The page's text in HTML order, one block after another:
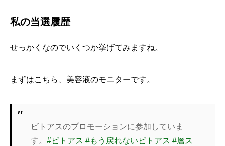
私の当選履歴
せっかくなのでいくつか挙げてみますね。
まずはこちら、美容液のモニターです。
ビトアスのプロモーションに参加していま
す。#ビトアス #もう戻れないビトアス #層ス